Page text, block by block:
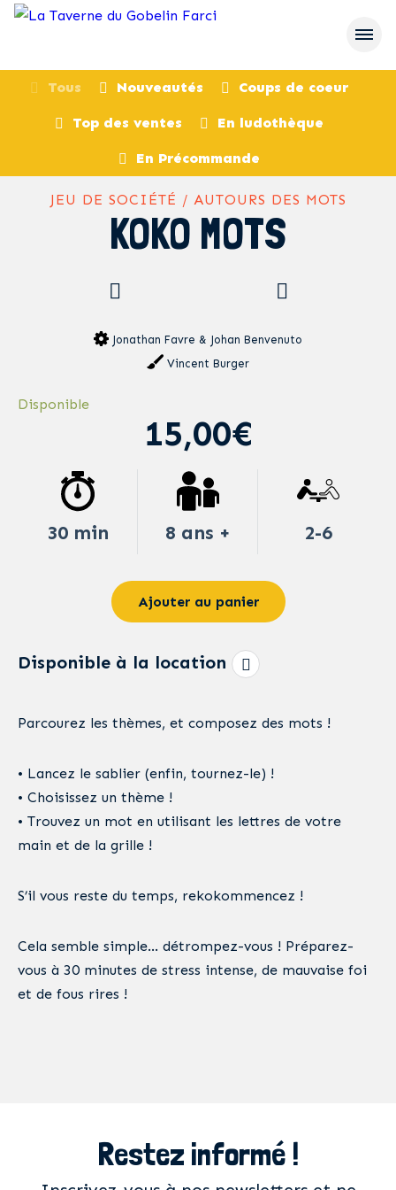
Tous Nouveautés Coups de coeur
Top des ventes En ludothèque
En Précommande
JEU DE SOCIÉTÉ / AUTOURS DES MOTS
KOKO MOTS
Jonathan Favre & Johan Benvenuto
Vincent Burger
Disponible
15,00€
30 min 8 ans + 2-6
Ajouter au panier
Disponible à la location
Parcourez les thèmes, et composez des mots !
• Lancez le sablier (enfin, tournez-le) !
• Choisissez un thème !
• Trouvez un mot en utilisant les lettres de votre
main et de la grille !
S’il vous reste du temps, rekokommencez !
Cela semble simple… détrompez-vous ! Préparez-
vous à 30 minutes de stress intense, de mauvaise foi
et de fous rires !
Restez informé !